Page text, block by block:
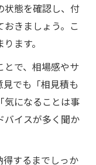
状態を確認し、付
きましょう。こ
ます。
とで、相場感やサ
でも「相見積も
気になることは事
バイスが多く聞か
するまでしっか